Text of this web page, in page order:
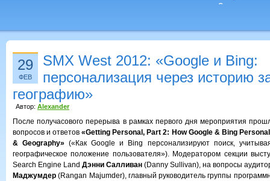
Существует
29
ФЕВ
SMX West 2012: «Google и Bing:
персонализация через историю
географию»
Автор: Alexander
После получасового перерыва в рамках первого дня мероприятия
вопросов и ответов«Getting Personal, Part 2: How Google & Bing
& Geography» («Как Google и Bing персонализируют поиск,
географическое положение пользователя»). Модератором секции
Search Engine Land Дэнни Салливан (Danny Sullivan), на вопросы
Маджумдер (Rangan Majumder), главный руководитель группы